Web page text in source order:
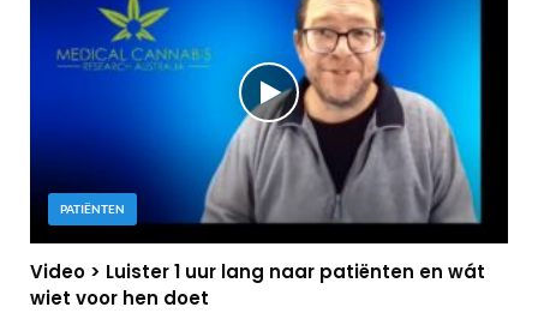
PATIËNTEN
Video > Luister 1 uur lang naar patiënten en wát
wiet voor hen doet